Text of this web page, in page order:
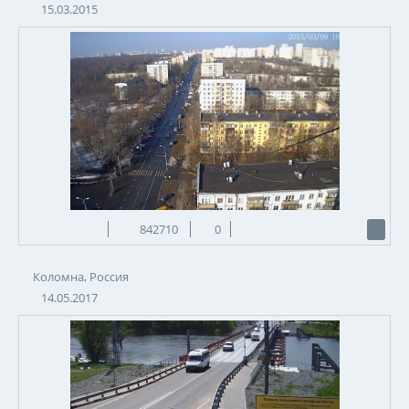
15.03.2015
842710 0
Коломна, Россия
14.05.2017